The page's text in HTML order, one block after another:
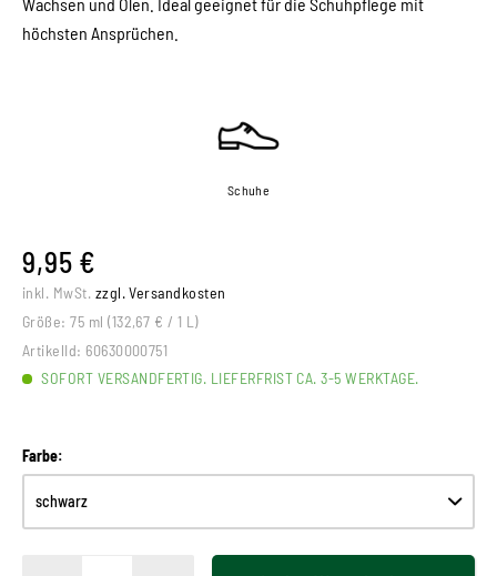
höchsten Ansprüchen.
Schuhe
9,95 €
inkl. MwSt. zzgl. Versandkosten
Größe: 75 ml (132,67 € / 1 L)
ArtikelId: 60630000751
SOFORT VERSANDFERTIG. LIEFERFRIST CA. 3-5 WERKTAGE.
Farbe: